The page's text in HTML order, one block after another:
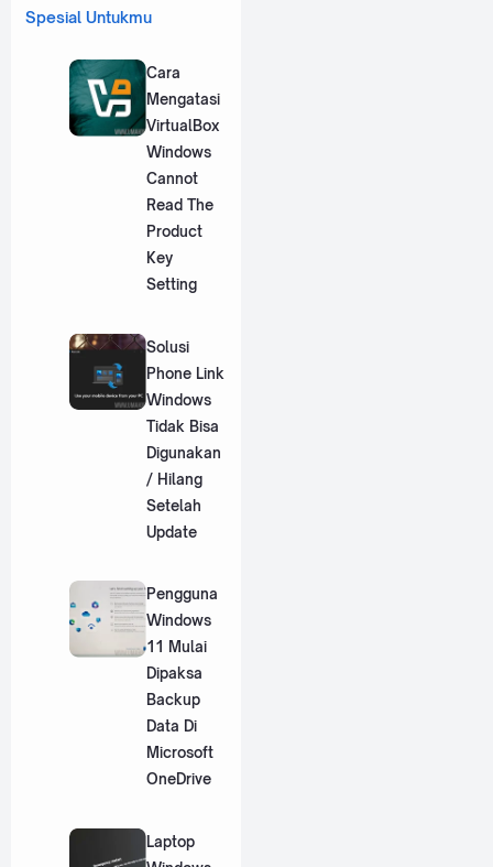
Spesial Untukmu
Cara
Mengatasi
VirtualBox
Windows
Cannot
Read The
Product
Key
Setting
Solusi
Phone Link
Windows
Tidak Bisa
Digunakan
/ Hilang
Setelah
Update
Pengguna
Windows
11 Mulai
Dipaksa
Backup
Data Di
Microsoft
OneDrive
Laptop